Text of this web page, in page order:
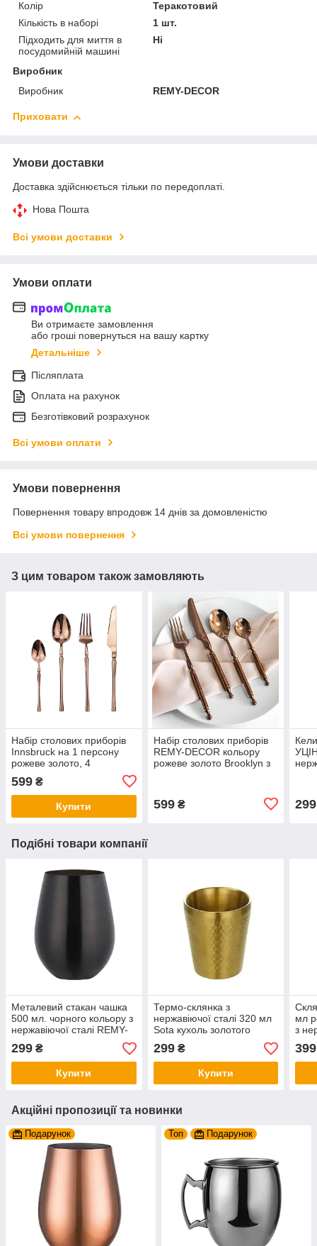
Колір
Теракотовий
Кількість в наборі
1 шт.
Підходить для миття в
посудомийній машині
Ні
Виробник
Виробник
REMY-DECOR
Приховати
Умови доставки
Доставка здійснюється тільки по передоплаті.
Нова Пошта
Всі умови доставки
Умови оплати
Ви отримаєте замовлення
або гроші повернуться на вашу картку
Детальніше
Післяплата
Оплата на рахунок
Безготівковий розрахунок
Всі умови оплати
Умови повернення
Повернення товару впродовж 14 днів за домовленістю
Всі умови повернення
З цим товаром також замовляють
Набір столових приборів
Innsbruck на 1 персону
рожеве золото, 4
сталь
599 ₴
Купити
Набір столових приборів
REMY-DECOR кольору
рожеве золото Brooklyn з
599₴ 299
Подібні товари компанії
Металевий стакан чашка
500 мл. чорного кольору з
нержавіючої сталі REMY-
299 ₴
Купити
Термо-склянка з
нержавіючої сталі 320 мл
Sota кухоль золотого
стінками REMY-DECOR
299₴
Купити
мл
з
399
Акційні пропозиції та новинки
Подарунок Топ Подарунок